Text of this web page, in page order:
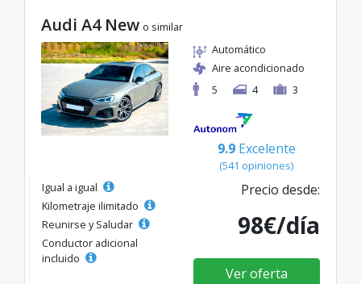
Audi A4 New o similar
Automático
Aire acondicionado
5
4 3
9.9 Excelente
(541 opiniones)
Igual a igual
Kilometraje ilimitado
Reunirse y Saludar
Conductor adicional
incluido
Precio desde:
98€/día
Ver oferta